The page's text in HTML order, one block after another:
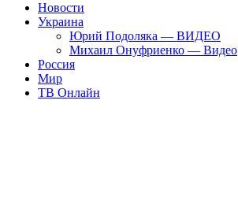
Новости
Украина
Юрий Подоляка — ВИДЕО
Михаил Онуфриенко — Видео
Россия
Мир
ТВ Онлайн